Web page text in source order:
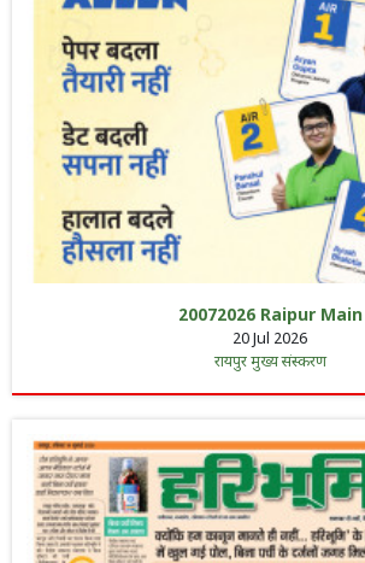
20072026 Raipur Main
20 Jul 2026
रायपुर मुख्य संस्करण